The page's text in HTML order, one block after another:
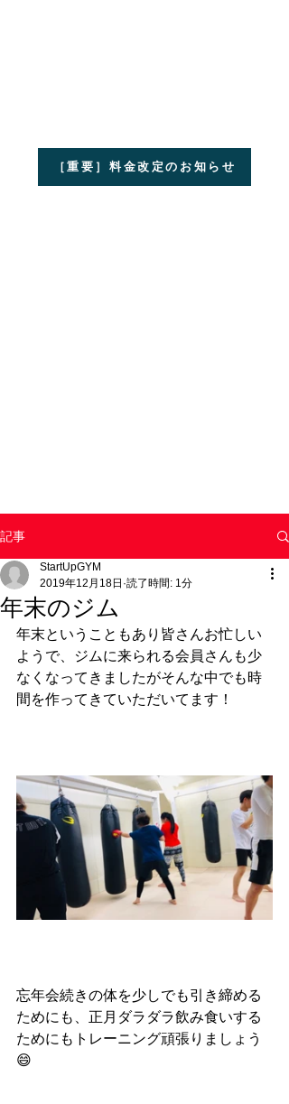
［重要］料金改定のお知らせ
記事
年末のジム
StartUpGYM
2019年12月18日 読了時間: 1分
年末ということもあり皆さんお忙しい
ようで、ジムに来られる会員さんも少
なくなってきましたがそんな中でも時
間を作ってきていただいてます！
忘年会続きの体を少しでも引き締める
ためにも、正月ダラダラ飲み食いする
ためにもトレーニング頑張りましょう
😄